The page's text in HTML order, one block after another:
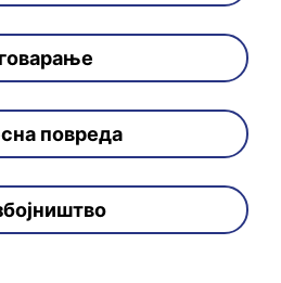
повреда